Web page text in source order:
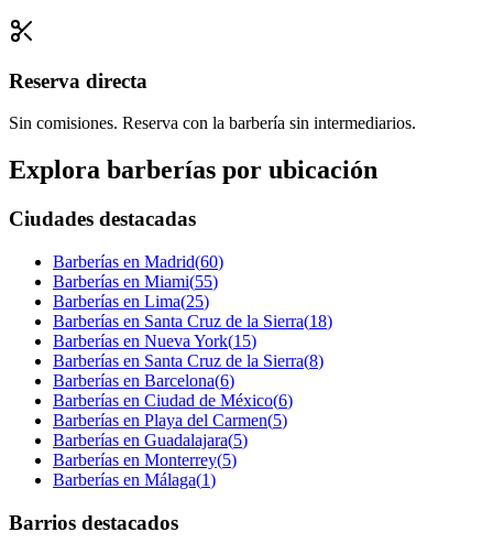
Reserva directa
Sin comisiones. Reserva con la barbería sin intermediarios.
Explora barberías por ubicación
Ciudades destacadas
Barberías en Madrid(60)
Barberías en Miami(55)
Barberías en Lima(25)
Barberías en Santa Cruz de la Sierra(18)
Barberías en Nueva York(15)
Barberías en Santa Cruz de la Sierra(8)
Barberías en Barcelona(6)
Barberías en Ciudad de México(6)
Barberías en Playa del Carmen(5)
Barberías en Guadalajara(5)
Barberías en Monterrey(5)
Barberías en Málaga(1)
Barrios destacados